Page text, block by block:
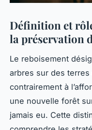
Définition et
la préservation
Le reboisement
arbres sur des
contrairement à
une nouvelle forêt
jamais eu. Cette